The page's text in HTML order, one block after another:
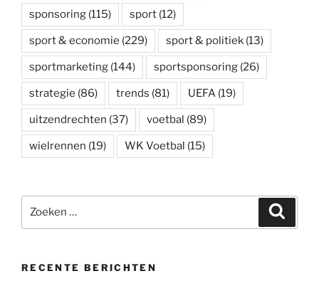
sponsoring (115) sport (12)
sport & economie (229) sport & politiek (13)
sportmarketing (144) sportsponsoring (26)
strategie (86) trends (81) UEFA (19)
uitzendrechten (37) voetbal (89)
wielrennen (19) WK Voetbal (15)
naar:
RECENTE BERICHTEN